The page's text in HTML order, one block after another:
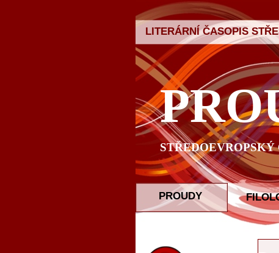
LITERÁRNÍ ČASOPIS
PROUDY